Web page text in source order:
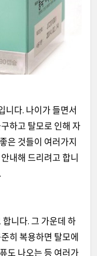
니다. 나이가 들면서
하고 탈모로 인해 자
은 것들이 여러가지
내해 드리려고 합니
니다. 그 가운데 하
히 복용하면 탈모에
도 나오는 등 여러가